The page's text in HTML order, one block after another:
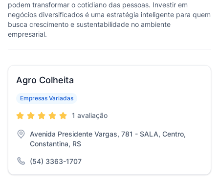
podem transformar o cotidiano das pessoas. Investir em
negócios diversificados é uma estratégia inteligente para quem
busca crescimento e sustentabilidade no ambiente
empresarial.
Agro Colheita
Empresas Variadas
1 avaliação
Avenida Presidente Vargas, 781 - SALA, Centro,
Constantina, RS
(54) 3363-1707